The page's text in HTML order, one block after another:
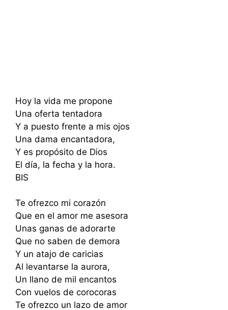
Hoy la vida me propone
Una oferta tentadora
Y a puesto frente a mis ojos
Una dama encantadora,
Y es propósito de Dios
El día, la fecha y la hora.
BIS
Te ofrezco mi corazón
Que en el amor me asesora
Unas ganas de adorarte
Que no saben de demora
Y un atajo de caricias
Al levantarse la aurora,
Un llano de mil encantos
Con vuelos de corocoras
Te ofrezco un lazo de amor